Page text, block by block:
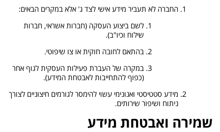
החברה לא תעביר מידע אישי לצד ג' אלא במקרים הבאים:
לשם ביצוע העסקה (חברות אשראי, חברות
שילוח וכיו"ב).
בהתאם לחובה חוקית או צו שיפוטי.
במקרה של העברת פעילות העסקית לגוף אחר
(כפוף להתחייבות לאבטחת המידע).
מידע סטטיסטי ואנונימי עשוי להימסר לגורמים חיצוניים לצורך
ניתוח ושיפור שירותים.
שמירה ואבטחת מידע